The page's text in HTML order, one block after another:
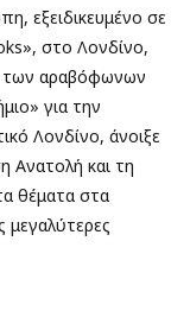
εξειδικευμένο σε
στο Λονδίνο,
των αραβόφωνων
για την
Λονδίνο, άνοιξε
Ανατολή και τη
θέματα στα
μεγαλύτερες